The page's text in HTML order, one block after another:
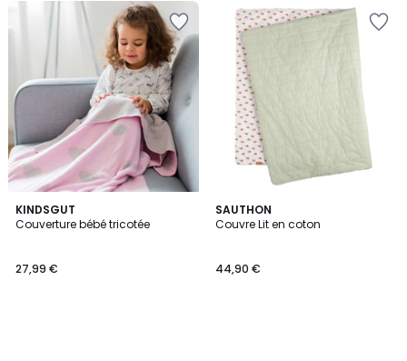
KINDSGUT
Couverture bébé tricotée
27,99 €
SAUTHON
Couvre Lit en coton
44,90 €